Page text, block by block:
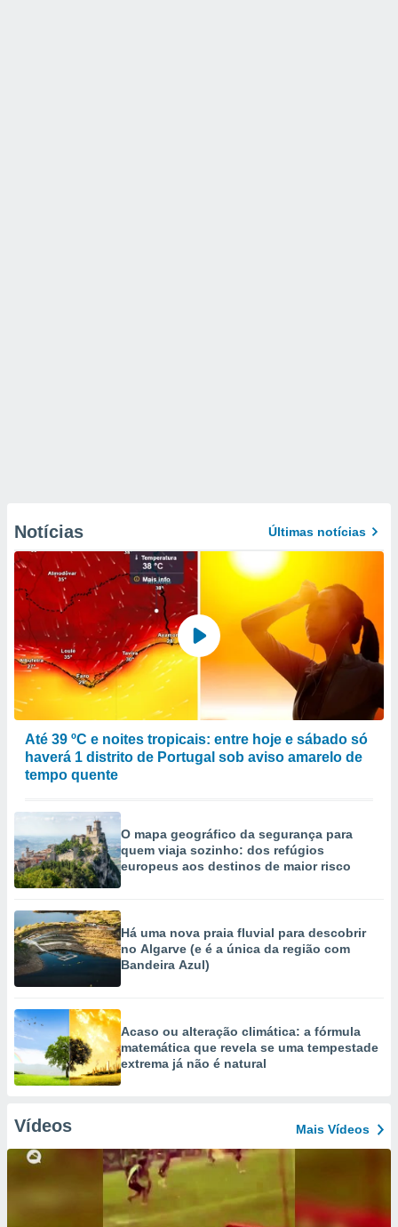
Notícias Últimas notícias
Até 39 ºC e noites tropicais: entre hoje e sábado só
haverá 1 distrito de Portugal sob aviso amarelo de
tempo quente
O mapa geográfico da segurança para
quem viaja sozinho: dos refúgios
europeus aos destinos de maior risco
Há uma nova praia fluvial para descobrir
no Algarve (e é a única da região com
Bandeira Azul)
Acaso ou alteração climática: a fórmula
matemática que revela se uma tempestade
extrema já não é natural
Vídeos Mais Vídeos